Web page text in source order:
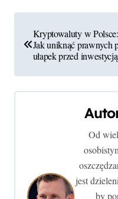
a
w
i
Kryptowaluty w Polsce:
Jak uniknąć prawnych
ułapek przed inwestycją
Od
jest
by